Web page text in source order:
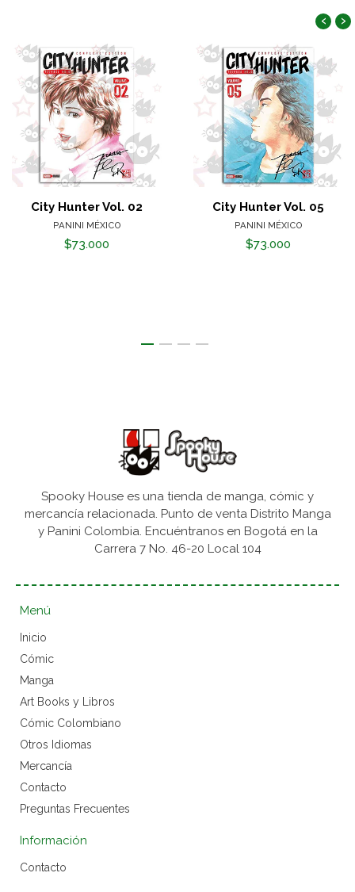
City Hunter Vol. 02
PANINI MÉXICO
$73.000
City Hunter Vol. 05
PANINI MÉXICO
$73.000
‹ ›
Spooky House es una tienda de manga, cómic y
mercancía relacionada. Punto de venta Distrito Manga
y Panini Colombia. Encuéntranos en Bogotá en la
Carrera 7 No. 46-20 Local 104
Menú
Inicio
Cómic
Manga
Art Books y Libros
Cómic Colombiano
Otros Idiomas
Mercancía
Contacto
Preguntas Frecuentes
Información
Contacto